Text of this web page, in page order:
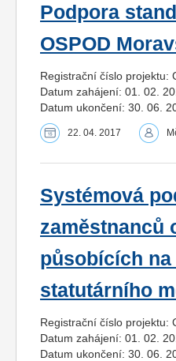
Podpora
OSPOD
Registrační číslo projektu:
Datum zahájení: 01. 02.
Datum ukončení: 30. 06.
22. 04. 2017
Systémová
zaměstnanců
působících na
statutárního
Registrační číslo projektu:
Datum zahájení: 01. 02.
Datum ukončení: 30. 06.